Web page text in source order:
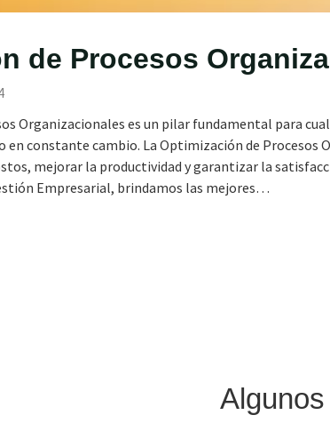
de Procesos
Organizacionales es un pilar fundamental para
en constante cambio. La Optimización de
mejorar la productividad y garantizar la
Empresarial, brindamos las mejores…